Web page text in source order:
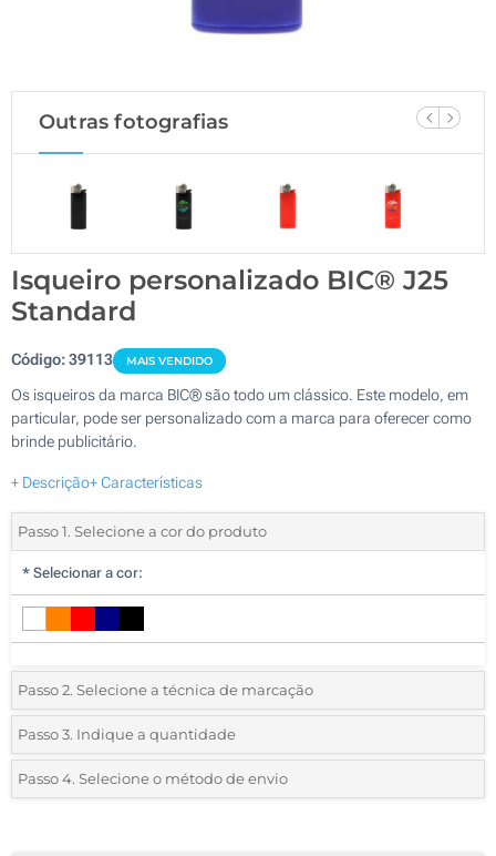
Outras fotografias
Isqueiro personalizado BIC® J25
Standard
Código:39113 MAIS VENDIDO
Os isqueiros da marca BIC® são todo um clássico. Este modelo, em
particular, pode ser personalizado com a marca para oferecer como
brinde publicitário.
+ Descrição+ Características
Passo 1. Selecione a cor do produto
* Selecionar a cor:
Passo 2. Selecione a técnica de marcação
*Selecione o tipo de marcação e as cores do logotipo:
1 Cor (Num lado)
Passo 3. Indique a quantidade
*Quantidade mínima:300
Passo 4. Selecione o método de envio